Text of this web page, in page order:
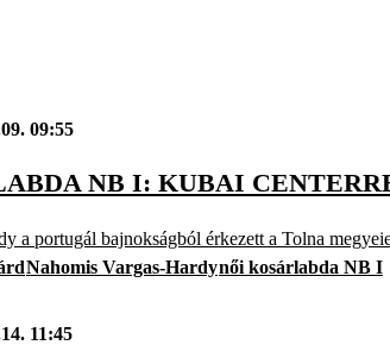
09:55
NB I: KUBAI
a portugál bajnokságból érkezett a Tolna
Nahomis Vargas-Hardynői kosárlabda NB I
11:45